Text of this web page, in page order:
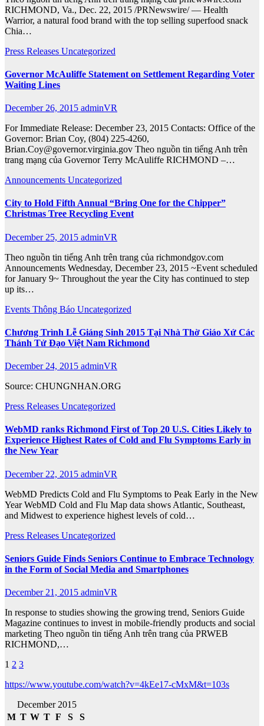
RICHMOND, Va., Dec. 22, 2015 /PRNewswire/ — Health
Warrior, a natural food brand with the top selling superfood snack
Chia…
Press Releases Uncategorized
Governor McAuliffe Statement on Settlement Regarding Voter
Waiting Lines
December 26, 2015 adminVR
For Immediate Release: December 23, 2015 Contacts: Office of the
Governor: Brian Coy, (804) 225-4260,
Brian.Coy@governor.virginia.gov Theo nguồn tin tiếng Anh trên
trang mạng của Governor Terry McAuliffe RICHMOND –…
Announcements Uncategorized
City to Hold Fifth Annual “Bring One for the Chipper”
Christmas Tree Recycling Event
December 25, 2015 adminVR
Theo nguồn tin tiếng Anh trên trang của richmondgov.com
Announcements Wednesday, December 23, 2015 ~Event scheduled
for January 9~ Throughout the year the City has continued to step
up its…
Events Thông Báo Uncategorized
Chương Trình Lễ Giáng Sinh 2015 Tại Nhà Thờ Giáo Xứ Các
Thánh Tử Đạo Việt Nam Richmond
December 24, 2015 adminVR
Source: CHUNGNHAN.ORG
Press Releases Uncategorized
WebMD ranks Richmond First of Top 20 U.S. Cities Likely to
Experience Highest Rates of Cold and Flu Symptoms Early in
the New Year
December 22, 2015 adminVR
WebMD Predicts Cold and Flu Symptoms to Peak Early in the New
Year WebMD Cold and Flu Map data shows Atlantic, Southeast,
and Midwest to experience highest levels of cold…
Press Releases Uncategorized
Seniors Guide Finds Seniors Continue to Embrace Technology
in the Form of Social Media and Smartphones
December 21, 2015 adminVR
In response to studies showing the growing trend, Seniors Guide
Magazine continues to invest in mobile-friendly products and social
marketing Theo nguồn tin tiếng Anh trên trang của PRWEB
RICHMOND,…
Posts
pagination
1 2 3
https://www.youtube.com/watch?v=4kEe17-cMxM&t=103s
December 2015
M T W T F S
S